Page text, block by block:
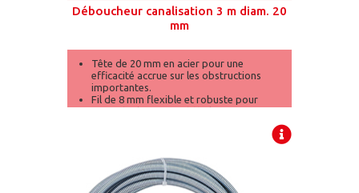
Déboucheur canalisation 3 m diam. 20
mm
Tête de 20 mm en acier pour une
efficacité accrue sur les obstructions
importantes.
Fil de 8 mm flexible et robuste pour
atteindre les zones difficiles.